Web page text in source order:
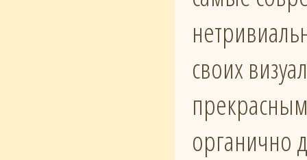
своих
органично